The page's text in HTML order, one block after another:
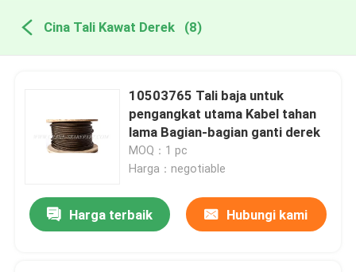
Cina Tali Kawat Derek (8)
10503765 Tali baja untuk
pengangkat utama Kabel tahan
lama Bagian-bagian ganti derek
MOQ：1 pc
Harga：negotiable
Harga terbaik Hubungi kami